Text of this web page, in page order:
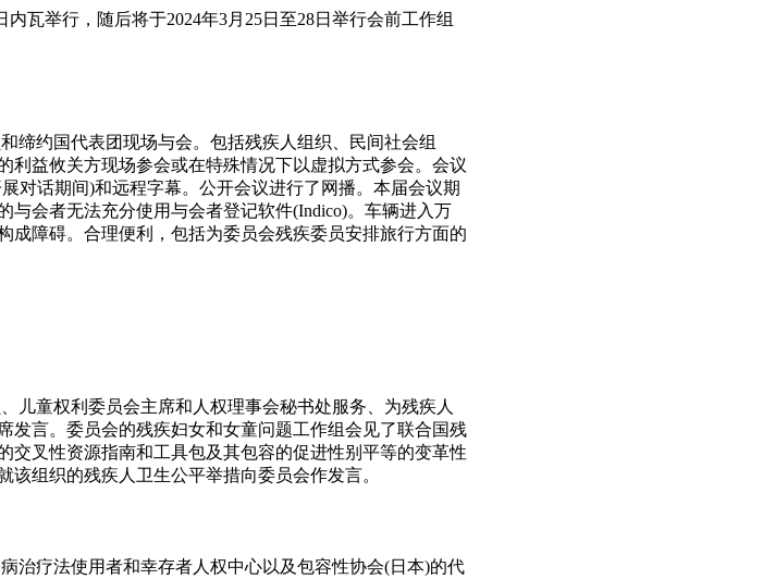
瓦举行，随后将于2024年3月25日至28日举行会前工作组
缔约国代表团现场与会。包括残疾人组织、民间社会组
利益攸关方现场参会或在特殊情况下以虚拟方式参会。会议
对话期间)和远程字幕。公开会议进行了网播。本届会议期
会者无法充分使用与会者登记软件(Indico)。车辆进入万
成障碍。合理便利，包括为委员会残疾委员安排旅行方面的
儿童权利委员会主席和人权理事会秘书处服务、为残疾人
发言。委员会的残疾妇女和女童问题工作组会见了联合国残
交叉性资源指南和工具包及其包容的促进性别平等的变革性
组织的残疾人卫生公平举措向委员会作发言。
治疗法使用者和幸存者人权中心以及包容性协会(日本)的代